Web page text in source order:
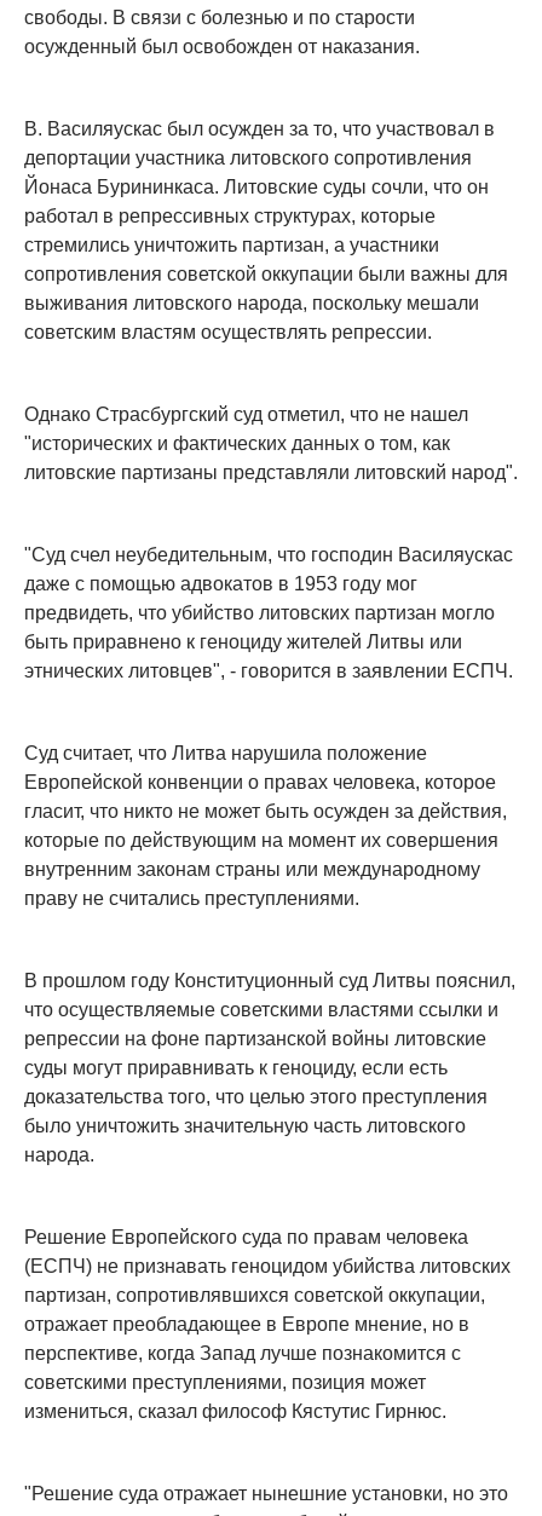
свободы. В связи с болезнью и по старости
осужденный был освобожден от наказания.
В. Василяускас был осужден за то, что участвовал в
депортации участника литовского сопротивления
Йонаса Бурининкаса. Литовские суды сочли, что он
работал в репрессивных структурах, которые
стремились уничтожить партизан, а участники
сопротивления советской оккупации были важны для
выживания литовского народа, поскольку мешали
советским властям осуществлять репрессии.
Однако Страсбургский суд отметил, что не нашел
"исторических и фактических данных о том, как
литовские партизаны представляли литовский народ".
"Суд счел неубедительным, что господин Василяускас
даже с помощью адвокатов в 1953 году мог
предвидеть, что убийство литовских партизан могло
быть приравнено к геноциду жителей Литвы или
этнических литовцев", - говорится в заявлении ЕСПЧ.
Суд считает, что Литва нарушила положение
Европейской конвенции о правах человека, которое
гласит, что никто не может быть осужден за действия,
которые по действующим на момент их совершения
внутренним законам страны или международному
праву не считались преступлениями.
В прошлом году Конституционный суд Литвы пояснил,
что осуществляемые советскими властями ссылки и
репрессии на фоне партизанской войны литовские
суды могут приравнивать к геноциду, если есть
доказательства того, что целью этого преступления
было уничтожить значительную часть литовского
народа.
Решение Европейского суда по правам человека
(ЕСПЧ) не признавать геноцидом убийства литовских
партизан, сопротивлявшихся советской оккупации,
отражает преобладающее в Европе мнение, но в
перспективе, когда Запад лучше познакомится с
советскими преступлениями, позиция может
измениться, сказал философ Кястутис Гирнюс.
"Решение суда отражает нынешние установки, но это